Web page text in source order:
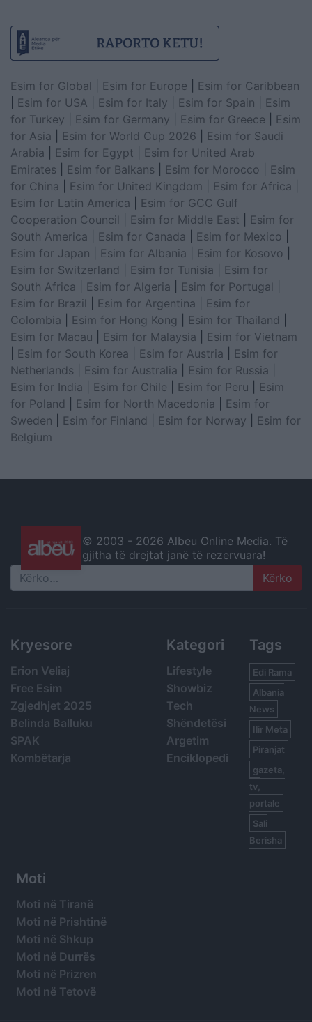
Esim for Global Esim for Europe
Esim for Caribbean
Esim for USA Esim for Italy Esim for Spain
Esim
for Turkey
Esim for Germany Esim for Greece
Esim
for Asia
Esim for World Cup 2026
Esim for Saudi
Arabia
Esim for Egypt
Esim for United Arab
Emirates
Esim for Balkans Esim for Morocco
Esim
for China
Esim for United Kingdom Esim for Africa
Esim for Latin America
Esim for GCC Gulf
Cooperation Council
Esim for Middle East
Esim for
South America
Esim for Canada Esim for Mexico
Esim for Japan
Esim for Albania Esim for Kosovo
Esim for Switzerland
Esim for Tunisia
Esim for
South Africa
Esim for Algeria Esim for Portugal
Esim for Brazil
Esim for Argentina
Esim for
Colombia
Esim for Hong Kong Esim for Thailand
Esim for Macau
Esim for Malaysia
Esim for Vietnam
Esim for South Korea Esim for Austria
Esim for
Netherlands
Esim for Australia Esim for Russia
Esim for India
Esim for Chile Esim for Peru
Esim
for Poland
Esim for North Macedonia
Esim for
Sweden
Esim for Finland Esim for Norway
Esim for
Belgium
© 2003 - 2026 Albeu Online Media. Të
gjitha të drejtat janë të rezervuara!
Search
Kryesore
Erion Veliaj
Free Esim
Zgjedhjet 2025
Belinda Balluku
SPAK
Kombëtarja
Kategori
Lifestyle
Showbiz
Tech
Shëndetësi
Argetim
Enciklopedi
Tags
Edi Rama
Albania
News
Ilir Meta
Piranjat
gazeta,
tv,
portale
Sali
Berisha
Moti
Moti në Tiranë
Moti në Prishtinë
Moti në Shkup
Moti në Durrës
Moti në Prizren
Moti në Tetovë